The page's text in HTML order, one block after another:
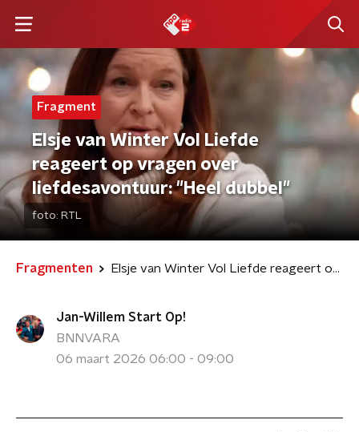
Fragment
Elsje van Winter Vol Liefde
reageert op vragen over
liefdesavontuur: "Heel dubbel"
foto: RTL
Fragmenten Elsje van Winter Vol Liefde reageert op vragen over liefdesavontuur: "Heel dubbel"
Jan-Willem Start Op!
BNNVARA
06 maart 2026 06:00 - 09:00